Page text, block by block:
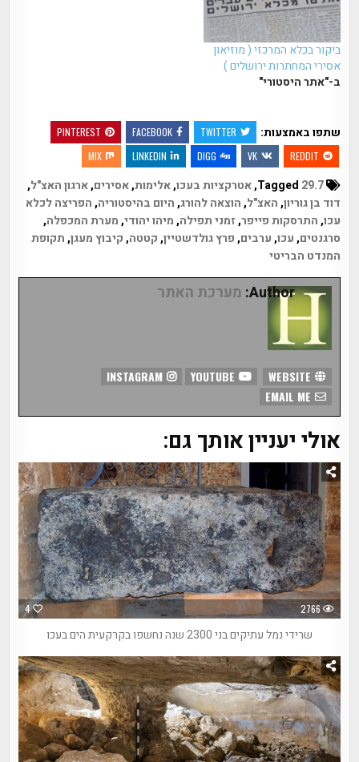
ביקור בכלא המרכזי ( מוזיאון
אסירי המחתרות ירושלים )
ב-"אתר היסטורי"
שתפו באמצעות: TWITTER
FACEBOOK
PINTEREST
REDDIT
VK
DIGG
LINKEDIN
MIX
Tagged
29.7
,אטרקציות בעכו,אלימות,אסירים,ארגון האצ"ל,
דוד בן גוריון,האצ"ל,הוצאה להורג,היום בהיסטוריה,הפריצה לכלא
עכו,התרסקות פייפר,זמני תפילה,מיהו יהודי,מערת המכפלה,
סרגנטים,עכו,ערבים,פרץ גולדשטיין,קטטה,קיבוץ מעגן,תקופת
המנדט הבריטי
Author: מערכת האתר
INSTAGRAM
אולי יעניין אותך גם:
4 2766
שרידי נמל עתיקים בני 2300 שנה נחשפו בקרקעית הים בעכו